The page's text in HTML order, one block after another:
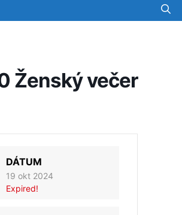
Ženský večer
DÁTUM
19 okt 2024
Expired!